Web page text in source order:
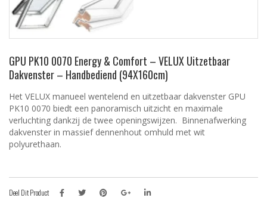
GPU PK10 0070 Energy & Comfort – VELUX Uitzetbaar
Dakvenster – Handbediend (94X160cm)
Het VELUX manueel wentelend en uitzetbaar dakvenster GPU
PK10 0070 biedt een panoramisch uitzicht en maximale
verluchting dankzij de twee openingswijzen. Binnenafwerking
dakvenster in massief dennenhout omhuld met wit
polyurethaan.
Deel Dit Product